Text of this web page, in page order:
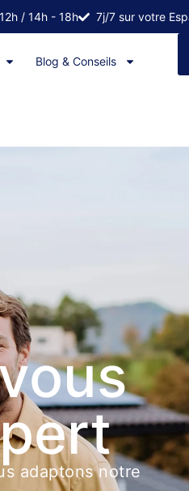
/ 14h - 18h 7j/7 sur votre
Blog & Conseils
adaptons notre